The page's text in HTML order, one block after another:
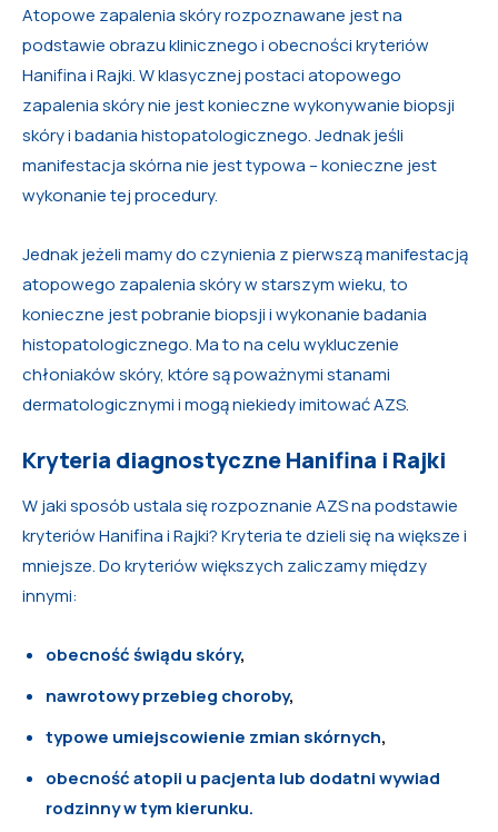
Atopowe zapalenia skóry rozpoznawane jest na
podstawie obrazu klinicznego i obecności kryteriów
Hanifina i Rajki. W klasycznej postaci atopowego
zapalenia skóry nie jest konieczne wykonywanie biopsji
skóry i badania histopatologicznego. Jednak jeśli
manifestacja skórna nie jest typowa – konieczne jest
wykonanie tej procedury.
Jednak jeżeli mamy do czynienia z pierwszą manifestacją
atopowego zapalenia skóry w starszym wieku, to
konieczne jest pobranie biopsji i wykonanie badania
histopatologicznego. Ma to na celu wykluczenie
chłoniaków skóry, które są poważnymi stanami
dermatologicznymi i mogą niekiedy imitować AZS.
Kryteria diagnostyczne Hanifina i Rajki
W jaki sposób ustala się rozpoznanie AZS na podstawie
kryteriów Hanifina i Rajki? Kryteria te dzieli się na większe i
mniejsze. Do kryteriów większych zaliczamy między
innymi:
obecność świądu skóry,
nawrotowy przebieg choroby,
typowe umiejscowienie zmian skórnych,
obecność atopii u pacjenta lub dodatni wywiad
rodzinny w tym kierunku.